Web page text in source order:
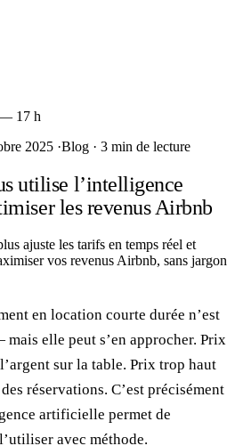
17 h
2025 ·Blog · 3 min de lecture
utilise l’intelligence
les revenus Airbnb
ajuste les tarifs en temps réel et
vos revenus Airbnb, sans jargon
en location courte durée n’est
elle peut s’en approcher. Prix
sur la table. Prix trop haut
réservations. C’est précisément
artificielle permet de
avec méthode.